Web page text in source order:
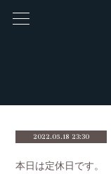
2022.05.18 23:30
本日は定休日です。